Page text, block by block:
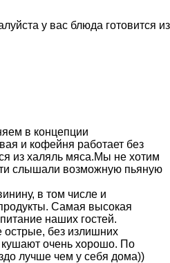
у вас блюда готовится из
в концепции
и кофейня работает без
из халяль мяса.Мы не хотим
слышали возможную пьяную
в том числе и
Самая высокая
наших гостей.
без излишних
кушают очень хорошо. По
лучше чем у себя дома))